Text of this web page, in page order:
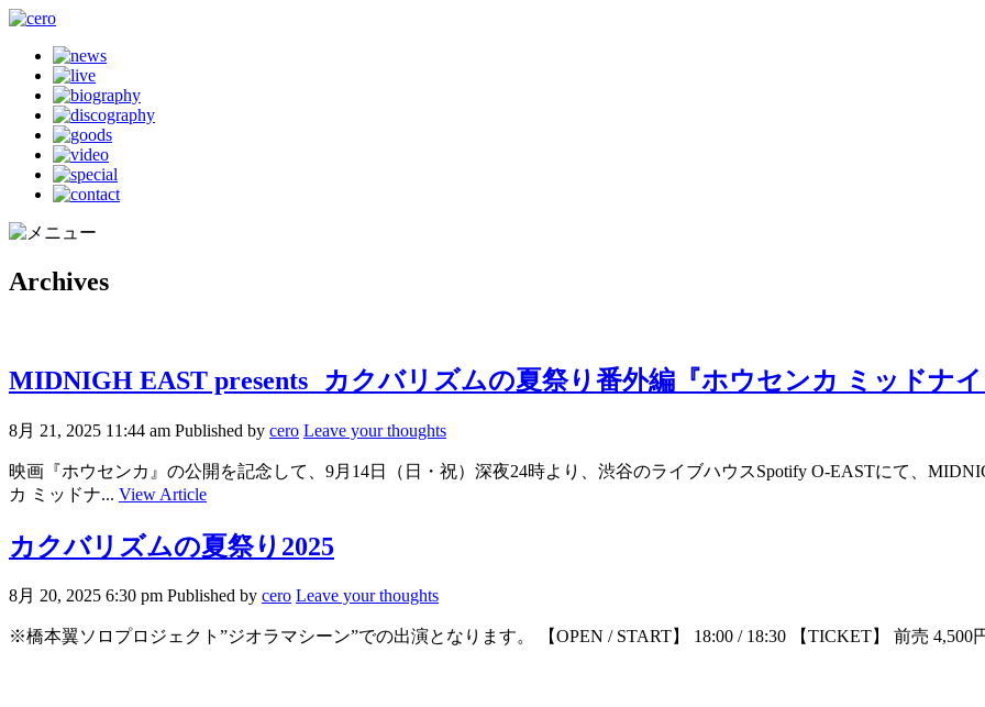
Archives
MIDNIGH EAST presents カクバリズムの夏祭り番外編『ホウセンカ ミッドナ
8月 21, 2025 11:44 am Published by cero Leave your thoughts
映画『ホウセンカ』の公開を記念して、9月14日（日・祝）深夜24時より、渋谷のライブハウスSpotify O-EASTにて、
カ ミッドナ... View Article
カクバリズムの夏祭り2025
8月 20, 2025 6:30 pm Published by cero Leave your thoughts
※橋本翼ソロプロジェクト”ジオラマシーン”での出演となります。 【OPEN / START】 18:00 / 18:30 【TICKET】 前売